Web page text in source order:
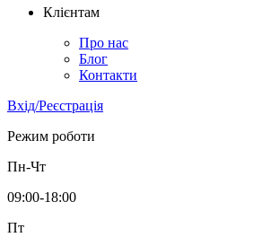
Клієнтам
Про нас
Блог
Контакти
Вхід/Реєстрація
Режим роботи
Пн-Чт
09:00-18:00
Пт